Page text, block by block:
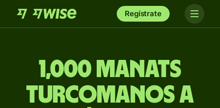
Regístrate
1,000 manats
turcomanos a